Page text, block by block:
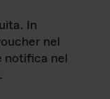
In
nel
notifica nel